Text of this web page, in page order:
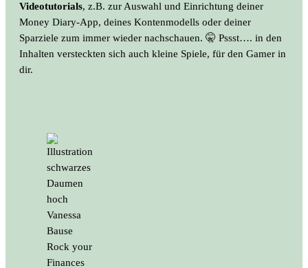
Videotutorials, z.B. zur Auswahl und Einrichtung deiner
Money Diary-App, deines Kontenmodells oder deiner
Sparziele zum immer wieder nachschauen. 🤫 Pssst…. in den
Inhalten versteckten sich auch kleine Spiele, für den Gamer in
dir.